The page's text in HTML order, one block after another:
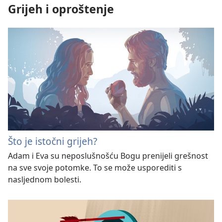
Grijeh i oproštenje
Što je istočni grijeh?
Adam i Eva su neposlušnošću Bogu prenijeli grešnost
na sve svoje potomke. To se može usporediti s
nasljednom bolesti.